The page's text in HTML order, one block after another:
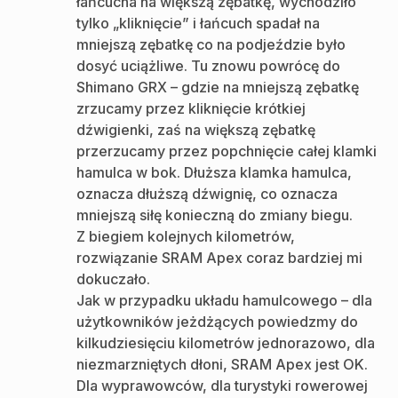
tylko „kliknięcie” i łańcuch spadał na
mniejszą zębatkę co na podjeździe było
dosyć uciążliwe. Tu znowu powrócę do
Shimano GRX – gdzie na mniejszą zębatkę
zrzucamy przez kliknięcie krótkiej
dźwigienki, zaś na większą zębatkę
przerzucamy przez popchnięcie całej klamki
hamulca w bok. Dłuższa klamka hamulca,
oznacza dłuższą dźwignię, co oznacza
mniejszą siłę konieczną do zmiany biegu.
Z biegiem kolejnych kilometrów,
rozwiązanie SRAM Apex coraz bardziej mi
dokuczało.
Jak w przypadku układu hamulcowego – dla
użytkowników jeżdżących powiedzmy do
kilkudziesięciu kilometrów jednorazowo, dla
niezmarzniętych dłoni, SRAM Apex jest OK.
Dla wyprawowców, dla turystyki rowerowej